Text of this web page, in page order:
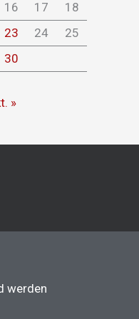
16 17
18
23 24
25
30
»
werden